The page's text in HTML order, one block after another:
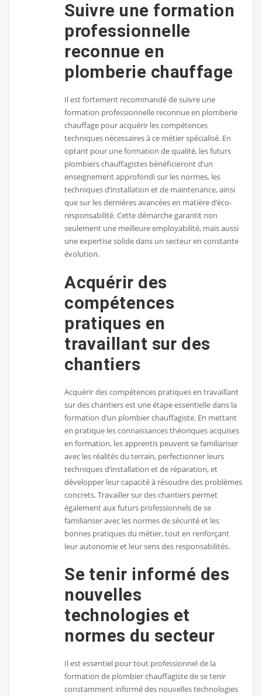
Suivre une formation
professionnelle
reconnue en
plomberie chauffage
Il est fortement recommandé de suivre une
formation professionnelle reconnue en plomberie
chauffage pour acquérir les compétences
techniques nécessaires à ce métier spécialisé. En
optant pour une formation de qualité, les futurs
plombiers chauffagistes bénéficieront d’un
enseignement approfondi sur les normes, les
techniques d’installation et de maintenance, ainsi
que sur les dernières avancées en matière d’éco-
responsabilité. Cette démarche garantit non
seulement une meilleure employabilité, mais aussi
une expertise solide dans un secteur en constante
évolution.
Acquérir des
compétences
pratiques en
travaillant sur des
chantiers
Acquérir des compétences pratiques en travaillant
sur des chantiers est une étape essentielle dans la
formation d’un plombier chauffagiste. En mettant
en pratique les connaissances théoriques acquises
en formation, les apprentis peuvent se familiariser
avec les réalités du terrain, perfectionner leurs
techniques d’installation et de réparation, et
développer leur capacité à résoudre des problèmes
concrets. Travailler sur des chantiers permet
également aux futurs professionnels de se
familiariser avec les normes de sécurité et les
bonnes pratiques du métier, tout en renforçant
leur autonomie et leur sens des responsabilités.
Se tenir informé des
nouvelles
technologies et
normes du secteur
Il est essentiel pour tout professionnel de la
formation de plombier chauffagiste de se tenir
constamment informé des nouvelles technologies